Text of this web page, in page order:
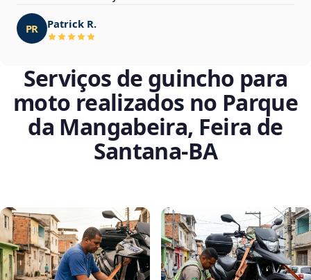
PR Patrick R.
Serviços de guincho para
moto realizados no Parque
da Mangabeira, Feira de
Santana‑BA